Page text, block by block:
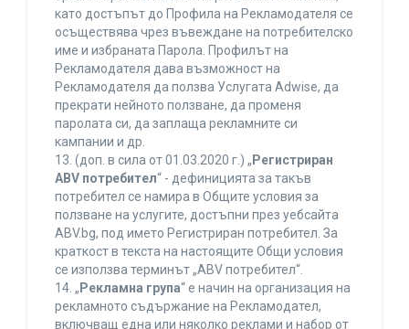
като достъпът до Профила на Рекламодателя се
осъществява чрез въвеждане на потребителско
име и избраната Парола. Профилът на
Рекламодателя дава възможност на
Рекламодателя да ползва Услугата Adwise, да
прекрати нейното ползване, да променя
паролата си, да заплаща рекламните си
кампании и др.
13. (доп. в сила от 01.03.2020 г.) „ Регистриран
ABV потребител“ - дефиницията за такъв
потребител се намира в Общите условия за
ползване на услугите, достъпни през уебсайта
ABV.bg, под името Регистриран потребител. За
краткост в текста на настоящите Общи условия
се използва терминът „ABV потребител“.
14. „ Рекламна група“ е начин на организация на
рекламното съдържание на Рекламодател,
включващ една или няколко реклами и набор от